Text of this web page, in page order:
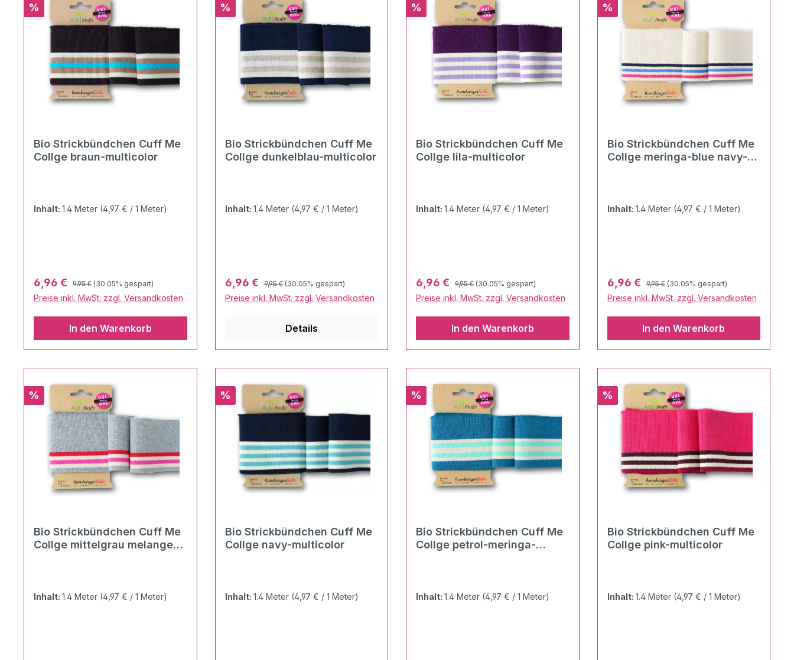
Rabatt
%
Bio Strickbündchen Cuff Me
Collge braun-multicolor
Inhalt: 1.4 Meter (4,97 € / 1 Meter)
Verkaufspreis:
6,96 € Regulärer Preis:
9,95 € (30.05% gespart)
Preise inkl. MwSt. zzgl. Versandkosten
In den Warenkorb
Rabatt
%
Bio Strickbündchen Cuff Me
Collge dunkelblau-multicolor
Inhalt: 1.4 Meter (4,97 € / 1 Meter)
Verkaufspreis:
6,96 € Regulärer Preis:
9,95 € (30.05% gespart)
Preise inkl. MwSt. zzgl. Versandkosten
Details
Rabatt
%
Bio Strickbündchen Cuff Me
Collge lila-multicolor
Inhalt: 1.4 Meter (4,97 € / 1 Meter)
Verkaufspreis:
6,96 € Regulärer Preis:
9,95 € (30.05% gespart)
Preise inkl. MwSt. zzgl. Versandkosten
In den Warenkorb
Rabatt
%
Bio Strickbündchen Cuff Me
Collge meringa-blue navy-
Inhalt: 1.4 Meter (4,97 € / 1 Meter)
Verkaufspreis:
6,96 € Regulärer Preis:
9,95 € (30.05% gespart)
Preise inkl. MwSt. zzgl. Versandkosten
In den Warenkorb
Rabatt
%
Bio Strickbündchen Cuff Me
Collge mittelgrau melange-
Inhalt: 1.4 Meter (4,97 € / 1 Meter)
Rabatt
%
Bio Strickbündchen Cuff Me
Collge navy-multicolor
Inhalt: 1.4 Meter (4,97 € / 1 Meter)
Rabatt
%
Bio Strickbündchen Cuff Me
Collge petrol-meringa-
Inhalt: 1.4 Meter (4,97 € / 1 Meter)
Rabatt
%
Bio Strickbündchen Cuff Me
Collge pink-multicolor
Inhalt: 1.4 Meter (4,97 € / 1 Meter)